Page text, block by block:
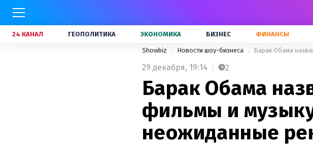
24 КАНАЛ ГЕОПОЛИТИКА ЭКОНОМИКА БИЗНЕС ФИНАНСЫ
Showbiz Новости шоу-бизнеса
29 декабря, 19:14 2
Барак Обама
фильмы и
неожиданные